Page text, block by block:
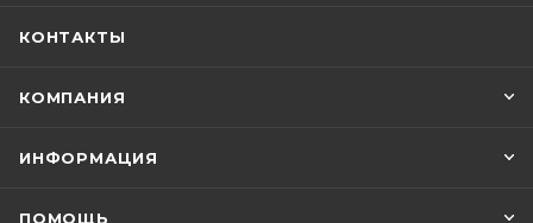
КОНТАКТЫ
КОМПАНИЯ
ИНФОРМАЦИЯ
ПОМОЩЬ